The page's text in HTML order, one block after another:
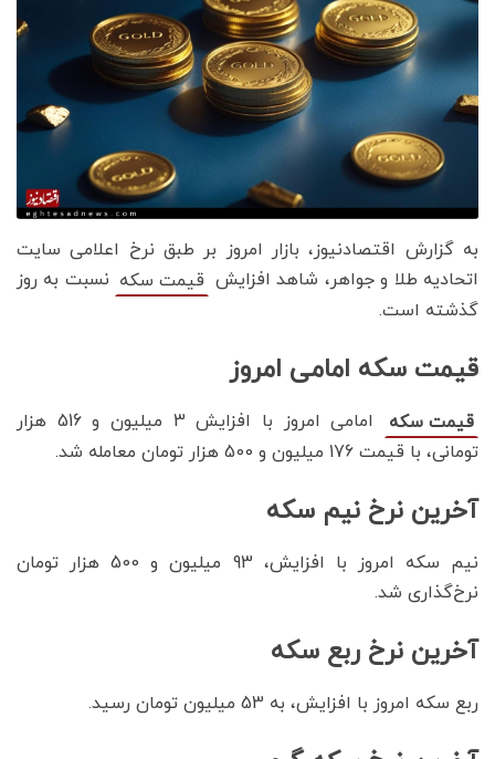
به گزارش اقتصادنیوز، بازار امروز بر طبق نرخ اعلامی سایت
اتحادیه طلا و جواهر، شاهد افزایش قیمت‌‌‌‌ سکه نسبت به روز
گذشته است.
قیمت سکه امامی امروز
قیمت سکه
امامی امروز با افزایش 3 میلیون و 516 هزار
تومانی، با قیمت 176 میلیون و 500 هزار تومان معامله شد.
آخرین نرخ نیم سکه
نیم سکه امروز با افزایش، 93 میلیون و 500 هزار تومان
نرخ‌گذاری شد.
آخرین نرخ ربع سکه
ربع سکه امروز با افزایش، به 53 میلیون تومان رسید.